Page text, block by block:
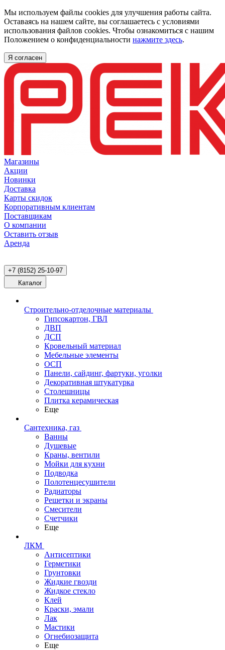
Мы используем файлы cookies для улучшения работы сайта.
Оставаясь на нашем сайте, вы соглашаетесь с условиями
использования файлов cookies. Чтобы ознакомиться с нашим
Положением о конфиденциальности нажмите здесь.
Я согласен
Магазины
Акции
Новинки
Доставка
Карты скидок
Корпоративным клиентам
Поставщикам
О компании
Оставить отзыв
Аренда
+7 (8152) 25-10-97
Каталог
Строительно-отделочные материалы
Гипсокартон, ГВЛ
ДВП
ДСП
Кровельный материал
Мебельные элементы
ОСП
Панели, сайдинг, фартуки, уголки
Декоративная штукатурка
Столешницы
Плитка керамическая
Еще
Сантехника, газ
Ванны
Душевые
Краны, вентили
Мойки для кухни
Подводка
Полотенцесушители
Радиаторы
Решетки и экраны
Смесители
Счетчики
Еще
ЛКМ
Антисептики
Герметики
Грунтовки
Жидкие гвозди
Жидкое стекло
Клей
Краски, эмали
Лак
Мастики
Огнебиозащита
Еще